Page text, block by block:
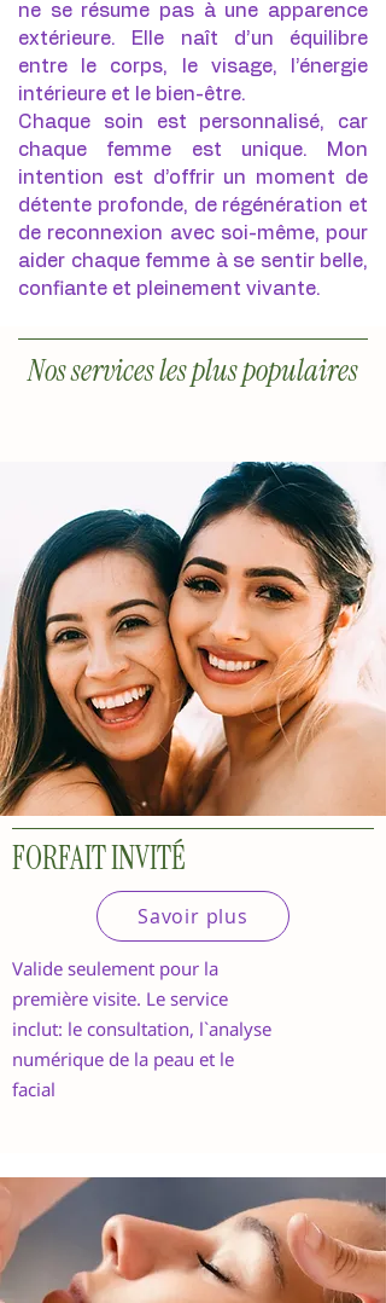
ne se résume pas à une apparence
extérieure. Elle naît d’un équilibre
entre le corps, le visage, l’énergie
intérieure et le bien-être.
Chaque soin est personnalisé, car
chaque femme est unique. Mon
intention est d’offrir un moment de
détente profonde, de régénération et
de reconnexion avec soi-même, pour
aider chaque femme à se sentir belle,
confiante et pleinement vivante.
Nos services les plus populaires
FORFAIT INVITÉ
Savoir plus
Valide seulement pour la
première visite. Le service
inclut: le consultation, l`analyse
numérique de la peau et le
facial